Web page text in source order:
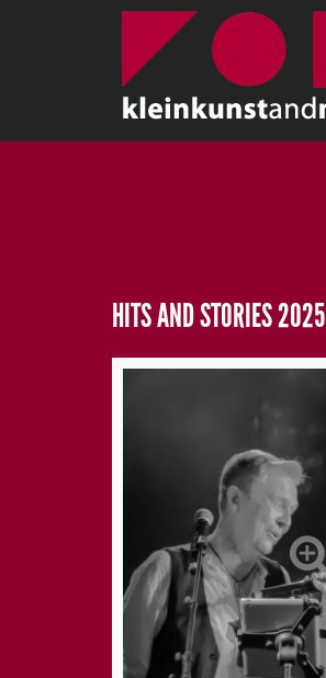
HITS AND STORIES 2025